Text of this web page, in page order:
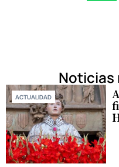
Noticias
ACTUALIDAD